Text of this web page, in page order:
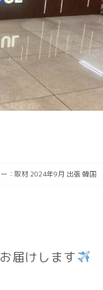
： 取材 2024年9月 出張 韓国
届けします